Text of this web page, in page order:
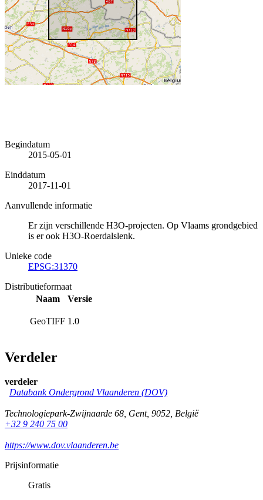
Begindatum
2015-05-01
Einddatum
2017-11-01
Aanvullende informatie
Er zijn verschillende H3O-projecten. Op Vlaams grondgebied
is er ook H3O-Roerdalslenk.
Unieke code
EPSG:31370
Distributieformaat
Naam
Versie
GeoTIFF 1.0
Verdeler
verdeler
Databank Ondergrond Vlaanderen (DOV)
Technologiepark-Zwijnaarde 68, Gent, 9052, België
+32 9 240 75 00
https://www.dov.vlaanderen.be
Prijsinformatie
Gratis